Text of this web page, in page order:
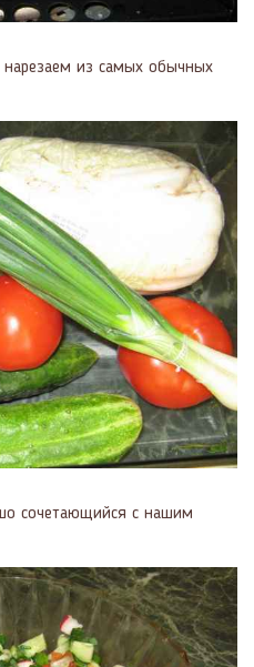
из самых обычных
сочетающийся с нашим